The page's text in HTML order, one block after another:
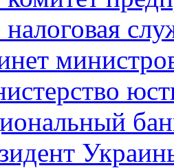
налоговая